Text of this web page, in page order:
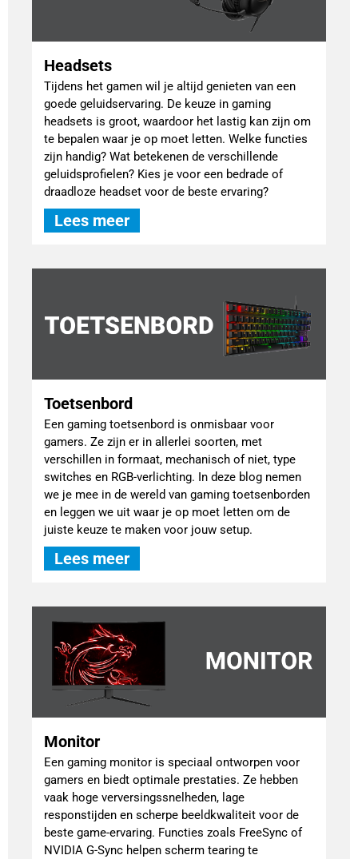
Headsets
Tijdens het gamen wil je altijd genieten van een
goede geluidservaring. De keuze in gaming
headsets is groot, waardoor het lastig kan zijn om
te bepalen waar je op moet letten. Welke functies
zijn handig? Wat betekenen de verschillende
geluidsprofielen? Kies je voor een bedrade of
draadloze headset voor de beste ervaring?
Lees meer
Toetsenbord
Een gaming toetsenbord is onmisbaar voor
gamers. Ze zijn er in allerlei soorten, met
verschillen in formaat, mechanisch of niet, type
switches en RGB-verlichting. In deze blog nemen
we je mee in de wereld van gaming toetsenborden
en leggen we uit waar je op moet letten om de
juiste keuze te maken voor jouw setup.
Lees meer
Monitor
Een gaming monitor is speciaal ontworpen voor
gamers en biedt optimale prestaties. Ze hebben
vaak hoge verversingssnelheden, lage
responstijden en scherpe beeldkwaliteit voor de
beste game-ervaring. Functies zoals FreeSync of
NVIDIA G-Sync helpen scherm tearing te